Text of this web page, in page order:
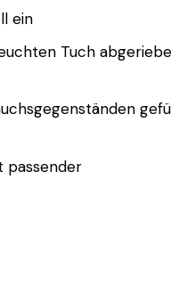
ein
Tuch
passender